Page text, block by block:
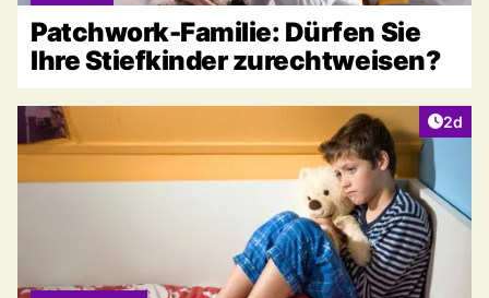
Patchwork-Familie: Dürfen Sie
Ihre Stiefkinder zurechtweisen?
2d